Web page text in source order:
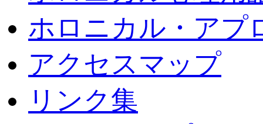
ホロニカル・アプ
アクセスマップ
リンク集